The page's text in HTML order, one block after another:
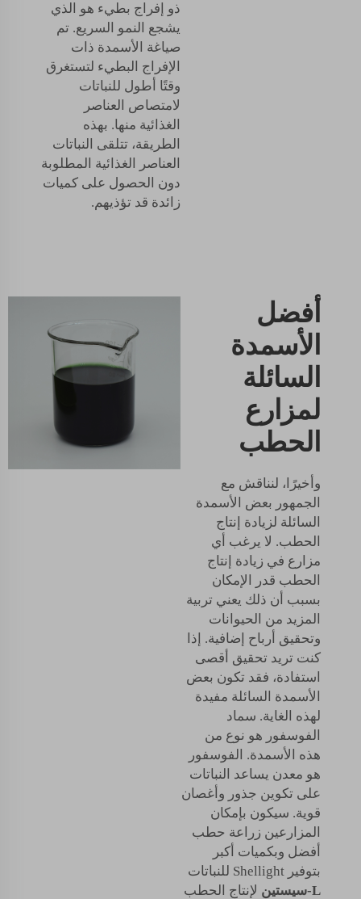
ذو إفراج بطيء هو الذي
يشجع النمو السريع. تم
صياغة الأسمدة ذات
الإفراج البطيء لتستغرق
وقتًا أطول للنباتات
لامتصاص العناصر
الغذائية منها. بهذه
الطريقة، تتلقى النباتات
العناصر الغذائية المطلوبة
دون الحصول على كميات
زائدة قد تؤذيهم.
أفضل
الأسمدة
السائلة
لمزارع
الحطب
وأخيرًا، لنناقش مع
الجمهور بعض الأسمدة
السائلة لزيادة إنتاج
الحطب. لا يرغب أي
مزارع في زيادة إنتاج
الحطب قدر الإمكان
بسبب أن ذلك يعني تربية
المزيد من الحيوانات
وتحقيق أرباح إضافية. إذا
كنت تريد تحقيق أقصى
استفادة، فقد تكون بعض
الأسمدة السائلة مفيدة
لهذه الغاية. سماد
الفوسفور هو نوع من
هذه الأسمدة. الفوسفور
هو معدن يساعد النباتات
على تكوين جذور وأغصان
قوية. سيكون بإمكان
المزارعين زراعة حطب
أفضل وبكميات أكبر
بتوفير Shellight للنباتات
L-سيستين
لإنتاج الحطب